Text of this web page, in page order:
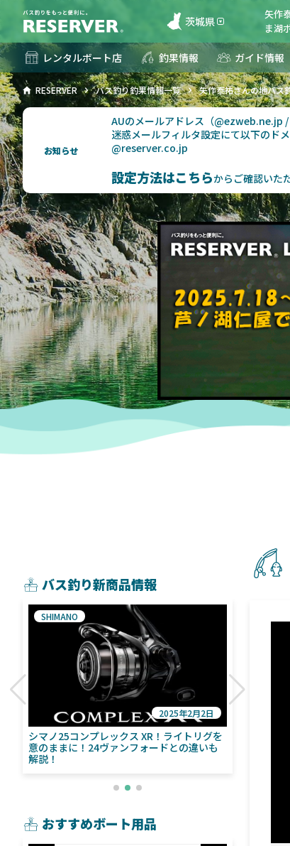
茨城県
矢作
ま湖
レンタルボート店 釣果情報 ガイド情報
RESERVER バス釣り釣果情報一覧 矢作泰祐さんの地バス
お知らせ
AUのメールアドレス（@ezweb.ne.jp /
迷惑メールフィルタ設定にて以下のド
@reserver.co.jp
設定方法はこちらからご確認いた
バス釣り新商品情報
シマノ25コンプレックス XR！ライトリグを
意のままに！24ヴァンフォードとの違いも
解説！
SHIMANO
2025年2月2日
シマ
量！
おすすめボート用品